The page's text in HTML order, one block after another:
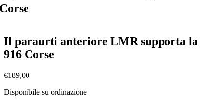
Corse
Il paraurti anteriore LMR supporta la
916 Corse
€189,00
Disponibile su ordinazione